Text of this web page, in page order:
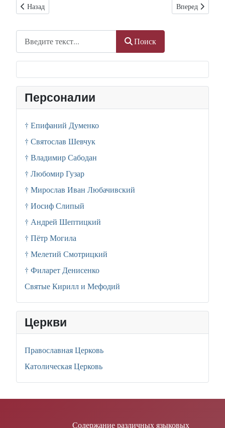
Поиск
Поиск
Персоналии
† Епифаний Думенко
† Святослав Шевчук
† Владимир Сабодан
† Любомир Гузар
† Мирослав Иван Любачивский
† Иосиф Слипый
† Андрей Шептицкий
† Пётр Могила
† Мелетий Смотрицкий
† Филарет Денисенко
Святые Кирилл и Мефодий
Церкви
Православная Церковь
Католическая Церковь
Предыдущий: В Донецкой области горел крест, освященный
Назад Следующий:
Вперед
Содержание различных языковых